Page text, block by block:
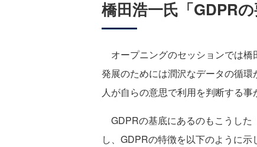
橋田浩一氏「GDPR
オープニングのセッションでは橋
発展のためには潤沢なデータの循
人が自らの意思で利用を判断する事
GDPRの基底にあるのもこうした
し、GDPRの特徴を以下のように示